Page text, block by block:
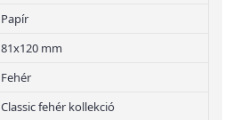
Papír
81x120 mm
Fehér
Classic fehér kollekció